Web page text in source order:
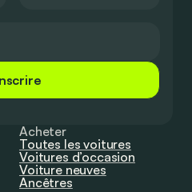
Acheter
Toutes les voitures
Voitures d’occasion
Voiture neuves
Ancêtres